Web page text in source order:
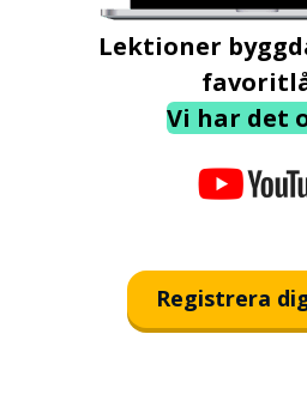
Lektioner
Vi har det
Registrera